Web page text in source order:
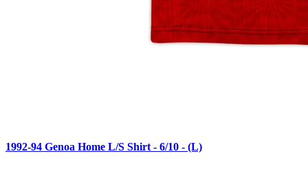
1992-94 Genoa Home L/S Shirt - 6/10 - (L)